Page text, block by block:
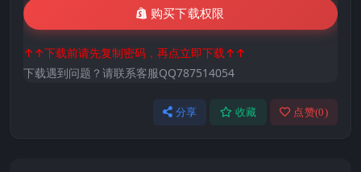
购买下载权限
↑↑下载前请先复制密码，再点立即下载↑↑
下载遇到问题？请联系客服QQ787514054
分享 收藏 点赞(0)